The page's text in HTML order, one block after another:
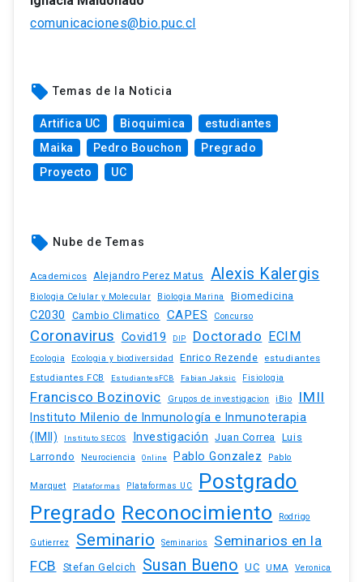
comunicaciones@bio.puc.cl
local_offer Temas de la Noticia
Artifica UC Bioquimica
estudiantes
Maika
Pedro Bouchon
Pregrado
Proyecto
UC
local_offer Nube de Temas
Academicos Alejandro Perez Matus Alexis Kalergis
Biologia Celular y Molecular Biologia Marina Biomedicina
C2030 Cambio Climatico CAPES Concurso
Coronavirus Covid19 DIP Doctorado ECIM
Ecologia Ecologia y biodiversidad Enrico Rezende estudiantes
Estudiantes FCB EstudiantesFCB Fabian Jaksic Fisiologia
Francisco Bozinovic Grupos de investigacion iBio IMII
Instituto Milenio de Inmunología e Inmunoterapia
(IMII)
Instituto SECOS Investigación Juan Correa Luis
Larrondo
Neurociencia Online Pablo Gonzalez Pablo
Marquet Plataformas Plataformas UC Postgrado
Pregrado Reconocimiento Rodrigo
Gutierrez Seminario Seminarios
Seminarios en la
FCB
Stefan Gelcich Susan Bueno UC UMA
Veronica